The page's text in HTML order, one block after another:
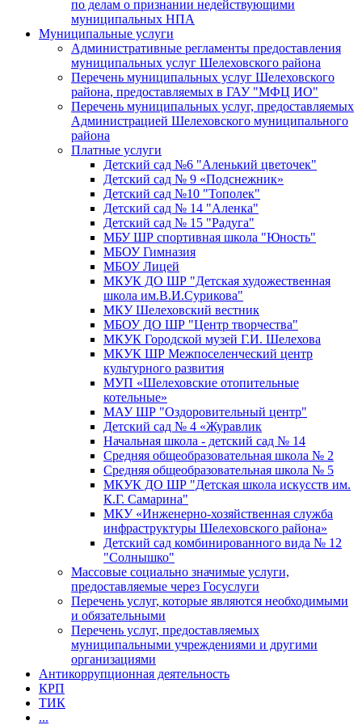
по делам о признании недействующими
муниципальных НПА
Муниципальные услуги
Административные регламенты предоставления
муниципальных услуг Шелеховского района
Перечень муниципальных услуг Шелеховского
района, предоставляемых в ГАУ "МФЦ ИО"
Перечень муниципальных услуг, предоставляемых
Администрацией Шелеховского муниципального
района
Платные услуги
Детский сад №6 "Аленький цветочек"
Детский сад № 9 «Подснежник»
Детский сад №10 "Тополек"
Детский сад № 14 "Аленка"
Детский сад № 15 "Радуга"
МБУ ШР спортивная школа "Юность"
МБОУ Гимназия
МБОУ Лицей
МКУК ДО ШР "Детская художественная
школа им.В.И.Сурикова"
МКУ Шелеховский вестник
МБОУ ДО ШР "Центр творчества"
МКУК Городской музей Г.И. Шелехова
МКУК ШР Межпоселенческий центр
культурного развития
МУП «Шелеховские отопительные
котельные»
МАУ ШР "Оздоровительный центр"
Детский сад № 4 «Журавлик
Начальная школа - детский сад № 14
Средняя общеобразовательная школа № 2
Средняя общеобразовательная школа № 5
МКУК ДО ШР "Детская школа искусств им.
К.Г. Самарина"
МКУ «Инженерно-хозяйственная служба
инфраструктуры Шелеховского района»
Детский сад комбинированного вида № 12
"Солнышко"
Массовые социально значимые услуги,
предоставляемые через Госуслуги
Перечень услуг, которые являются необходимыми
и обязательными
Перечень услуг, предоставляемых
муниципальными учреждениями и другими
организациями
Антикоррупционная деятельность
КРП
ТИК
...